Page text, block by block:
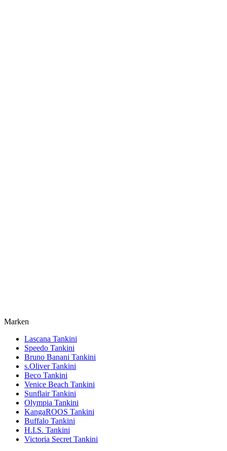
Marken
Lascana Tankini
Speedo Tankini
Bruno Banani Tankini
s.Oliver Tankini
Beco Tankini
Venice Beach Tankini
Sunflair Tankini
Olympia Tankini
KangaROOS Tankini
Buffalo Tankini
H.I.S. Tankini
Victoria Secret Tankini